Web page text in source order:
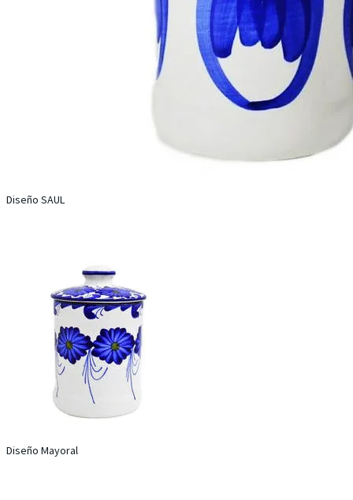
Diseño SAUL
Diseño Mayoral